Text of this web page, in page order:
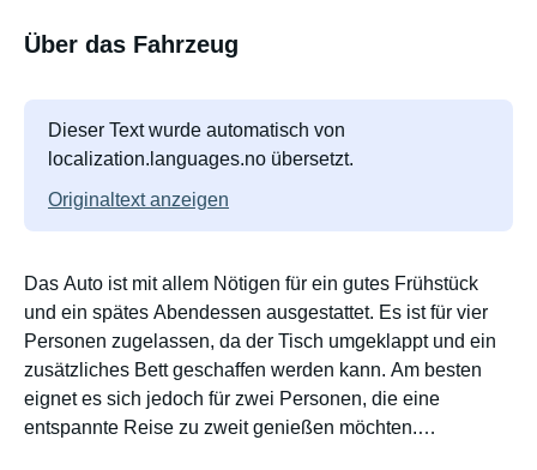
Über das Fahrzeug
Dieser Text wurde automatisch von
localization.languages.no übersetzt.
Originaltext anzeigen
Das Auto ist mit allem Nötigen für ein gutes Frühstück
und ein spätes Abendessen ausgestattet. Es ist für vier
Personen zugelassen, da der Tisch umgeklappt und ein
zusätzliches Bett geschaffen werden kann. Am besten
eignet es sich jedoch für zwei Personen, die eine
entspannte Reise zu zweit genießen möchten.